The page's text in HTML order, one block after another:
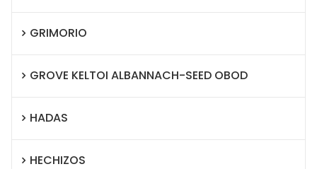
GRIMORIO
GROVE KELTOI ALBANNACH-SEED OBOD
HADAS
HECHIZOS